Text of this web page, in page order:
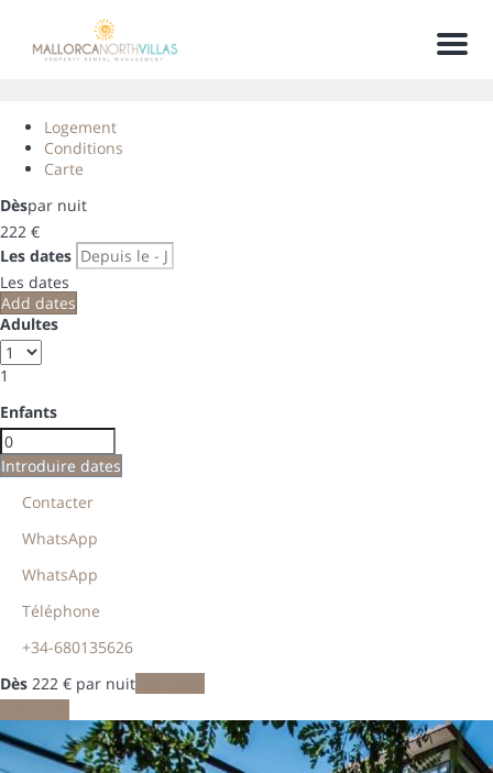
Menu
Logement
Conditions
Carte
Dèspar nuit
222 €
Les dates
Les dates
Add dates
Adultes
1
Enfants
Introduire dates
Contacter
WhatsApp
WhatsApp
Téléphone
+34-680135626
Dès 222 € par nuit